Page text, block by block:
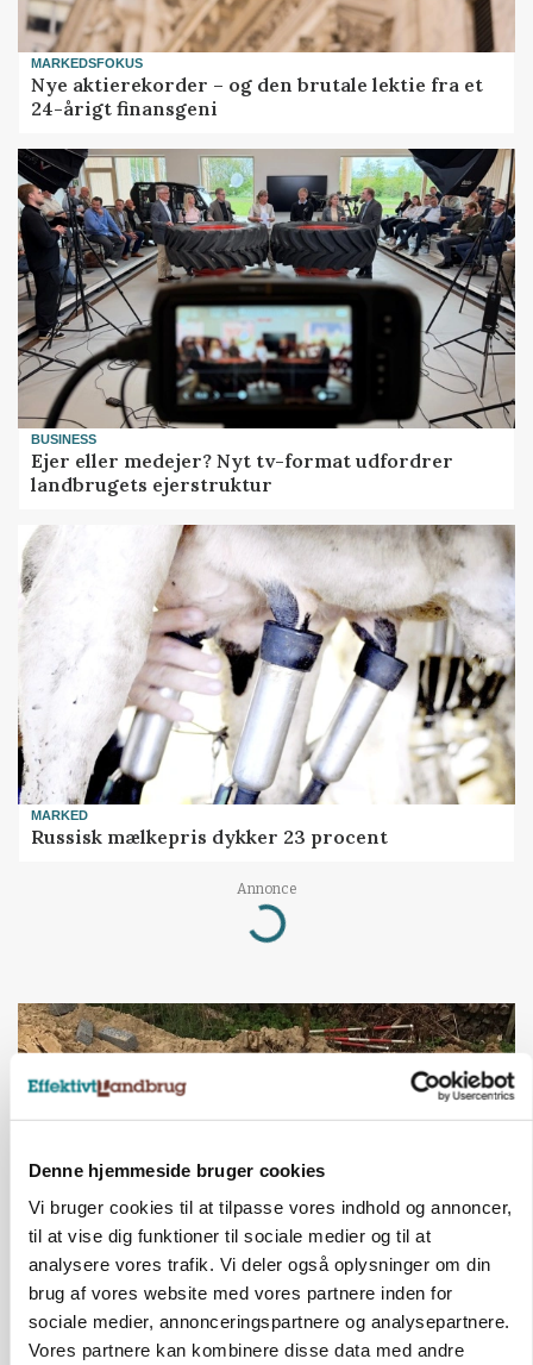
Denne hjemmeside bruger cookies
Vi bruger cookies til at tilpasse vores indhold og annoncer,
til at vise dig funktioner til sociale medier og til at
analysere vores trafik. Vi deler også oplysninger om din
brug af vores website med vores partnere inden for
sociale medier, annonceringspartnere og analysepartnere.
Vores partnere kan kombinere disse data med andre
MARKEDSFOKUS
Nye aktierekorder – og den brutale lektie fra et
24-årigt finansgeni
BUSINESS
Ejer eller medejer? Nyt tv-format udfordrer
landbrugets ejerstruktur
MARKED
Russisk mælkepris dykker 23 procent
Annonce
Loading...
BUSINESS
Fra mark til mur: Byggeriet kan åbne nyt
marked for biokul